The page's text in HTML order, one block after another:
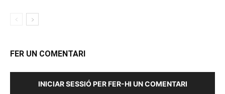
FER UN COMENTARI
INICIAR SESSIÓ PER FER-HI UN COMENTARI